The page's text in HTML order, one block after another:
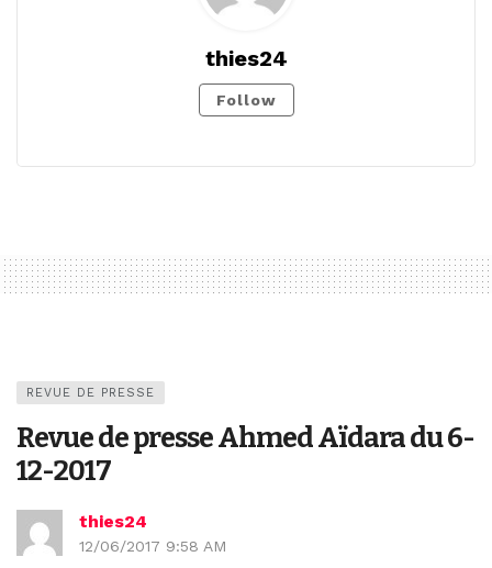
thies24
Follow
REVUE DE PRESSE
Revue de presse Ahmed Aïdara du 6-
12-2017
thies24
12/06/2017 9:58 AM